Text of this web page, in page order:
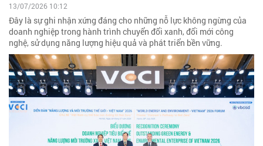
13/07/2026 10:12
Đây là sự ghi nhận xứng đáng cho những nỗ lực không ngừng của
doanh nghiệp trong hành trình chuyển đổi xanh, đổi mới công
nghệ, sử dụng năng lượng hiệu quả và phát triển bền vững.